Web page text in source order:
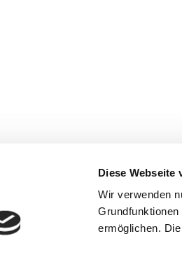
Diese Webseite
Wir verwenden
ermöglichen.